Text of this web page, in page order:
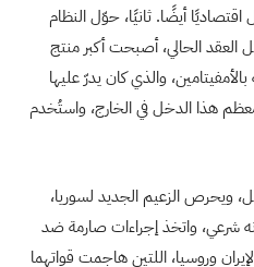
أيضًا. ثانيًا، حوّل النظام
العقد الحالي، أصبحت أكبر منتج
والذي كان يدرّ عليها
معظم هذا الدخل في الخارج، واستُخدم
ويحرص الزعيم الجديد لسوريا،
شرعي، واتخذ إجراءات صارمة ضد
وروسيا، اللتين هاجمت قواتهما